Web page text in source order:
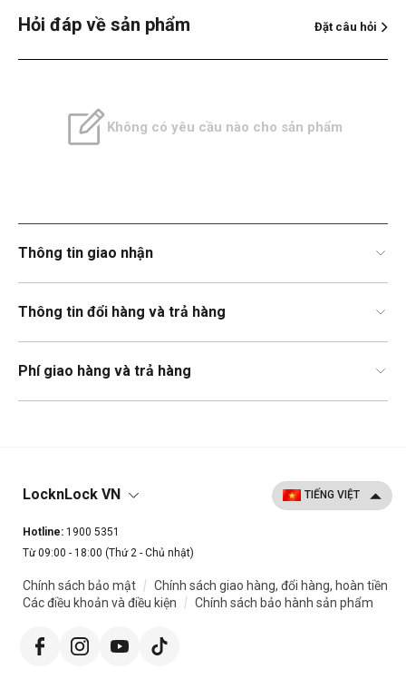
Hỏi đáp về sản phẩm Đặt câu hỏi
Không có yêu cầu nào cho sản phẩm
Thông tin giao nhận
Thông tin đổi hàng và trả hàng
Phí giao hàng và trả hàng
LocknLock VN
Hotline: 1900 5351
Từ 09:00 - 18:00 (Thứ 2 - Chủ nhật)
Chính sách bảo mật | Chính sách giao hàng, đổi hàng, hoàn tiền
Các điều khoản và điều kiện
| Chính sách bảo hành sản phẩm